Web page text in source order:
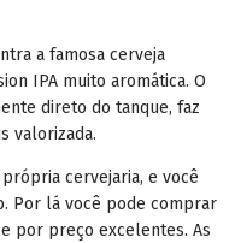
a famosa cerveja
IPA muito aromática. O
direto do tanque, faz
valorizada.
cervejaria, e você
Por lá você pode comprar
por preço excelentes. As